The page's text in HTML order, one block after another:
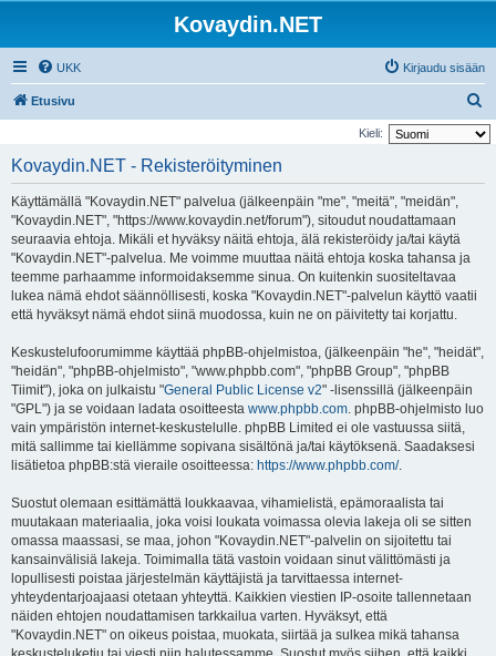
Kovaydin.NET
UKK Kirjaudu sisään
Etusivu
t
Kieli:
Kovaydin.NET - Rekisteröityminen
Käyttämällä "Kovaydin.NET" palvelua (jälkeenpäin "me", "meitä", "meidän",
"Kovaydin.NET", "https://www.kovaydin.net/forum"), sitoudut noudattamaan
seuraavia ehtoja. Mikäli et hyväksy näitä ehtoja, älä rekisteröidy ja/tai käytä
"Kovaydin.NET"-palvelua. Me voimme muuttaa näitä ehtoja koska tahansa ja
teemme parhaamme informoidaksemme sinua. On kuitenkin suositeltavaa
lukea nämä ehdot säännöllisesti, koska "Kovaydin.NET"-palvelun käyttö vaatii
että hyväksyt nämä ehdot siinä muodossa, kuin ne on päivitetty tai korjattu.
Keskustelufoorumimme käyttää phpBB-ohjelmistoa, (jälkeenpäin "he", "heidät",
"heidän", "phpBB-ohjelmisto", "www.phpbb.com", "phpBB Group", "phpBB
Tiimit"), joka on julkaistu "General Public License v2" -lisenssillä (jälkeenpäin
"GPL") ja se voidaan ladata osoitteesta www.phpbb.com. phpBB-ohjelmisto luo
vain ympäristön internet-keskustelulle. phpBB Limited ei ole vastuussa siitä,
mitä sallimme tai kiellämme sopivana sisältönä ja/tai käytöksenä. Saadaksesi
lisätietoa phpBB:stä vieraile osoitteessa: https://www.phpbb.com/.
Suostut olemaan esittämättä loukkaavaa, vihamielistä, epämoraalista tai
muutakaan materiaalia, joka voisi loukata voimassa olevia lakeja oli se sitten
omassa maassasi, se maa, johon "Kovaydin.NET"-palvelin on sijoitettu tai
kansainvälisiä lakeja. Toimimalla tätä vastoin voidaan sinut välittömästi ja
lopullisesti poistaa järjestelmän käyttäjistä ja tarvittaessa internet-
yhteydentarjoajaasi otetaan yhteyttä. Kaikkien viestien IP-osoite tallennetaan
näiden ehtojen noudattamisen tarkkailua varten. Hyväksyt, että
"Kovaydin.NET" on oikeus poistaa, muokata, siirtää ja sulkea mikä tahansa